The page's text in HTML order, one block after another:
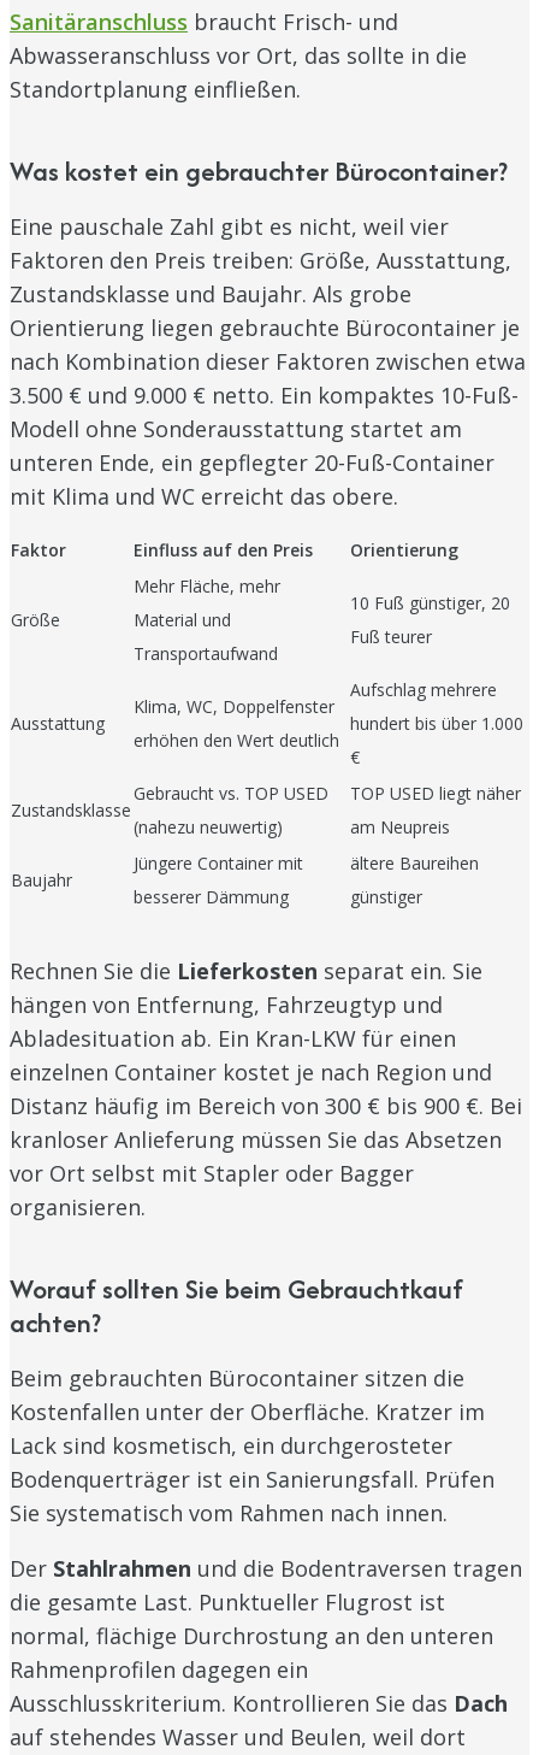
Sanitäranschluss braucht Frisch- und
Abwasseranschluss vor Ort, das sollte in die
Standortplanung einfließen.
Was kostet ein gebrauchter Bürocontainer?
Eine pauschale Zahl gibt es nicht, weil vier
Faktoren den Preis treiben: Größe, Ausstattung,
Zustandsklasse und Baujahr. Als grobe
Orientierung liegen gebrauchte Bürocontainer je
nach Kombination dieser Faktoren zwischen etwa
3.500 € und 9.000 € netto. Ein kompaktes 10-Fuß-
Modell ohne Sonderausstattung startet am
unteren Ende, ein gepflegter 20-Fuß-Container
mit Klima und WC erreicht das obere.
Faktor Einfluss auf den Preis Orientierung
Größe
Mehr Fläche, mehr
Material und
Transportaufwand
10 Fuß günstiger, 20
Fuß teurer
Ausstattung
Klima, WC, Doppelfenster
erhöhen den Wert deutlich
Aufschlag mehrere
hundert bis über 1.000
€
Zustandsklasse
Gebraucht vs. TOP USED
(nahezu neuwertig)
TOP USED liegt näher
am Neupreis
Baujahr
Jüngere Container mit
besserer Dämmung
ältere Baureihen
günstiger
Rechnen Sie die Lieferkosten separat ein. Sie
hängen von Entfernung, Fahrzeugtyp und
Abladesituation ab. Ein Kran-LKW für einen
einzelnen Container kostet je nach Region und
Distanz häufig im Bereich von 300 € bis 900 €. Bei
kranloser Anlieferung müssen Sie das Absetzen
vor Ort selbst mit Stapler oder Bagger
organisieren.
Worauf sollten Sie beim Gebrauchtkauf
achten?
Beim gebrauchten Bürocontainer sitzen die
Kostenfallen unter der Oberfläche. Kratzer im
Lack sind kosmetisch, ein durchgerosteter
Bodenquerträger ist ein Sanierungsfall. Prüfen
Sie systematisch vom Rahmen nach innen.
Der Stahlrahmen und die Bodentraversen tragen
die gesamte Last. Punktueller Flugrost ist
normal, flächige Durchrostung an den unteren
Rahmenprofilen dagegen ein
Ausschlusskriterium. Kontrollieren Sie das Dach
auf stehendes Wasser und Beulen, weil dort